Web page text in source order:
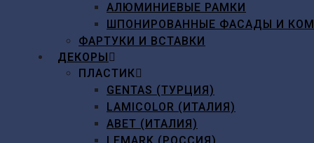
АЛЮМИНИЕВЫЕ РАМКИ
ШПОНИРОВАННЫЕ ФАСАДЫ И
ФАРТУКИ И ВСТАВКИ
ДЕКОРЫ
ПЛАСТИК
GENTAS (ТУРЦИЯ)
LAMICOLOR (ИТАЛИЯ)
ABET (ИТАЛИЯ)